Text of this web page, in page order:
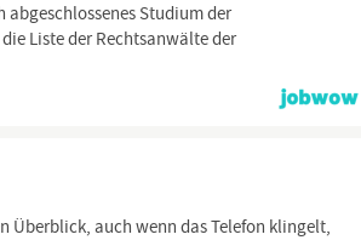
Studium der
Liste der Rechtsanwälte der
Überblick, auch wenn das Telefon klingelt,